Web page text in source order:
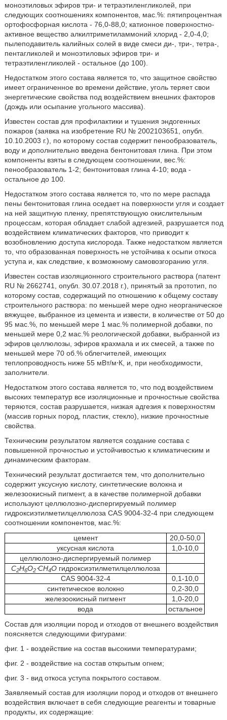
моноэтиловых эфиров три- и тетраэтиленгликолей, при
следующих соотношениях компонентов, мас.%: пятипроцентная
ортофосфорная кислота - 76,0-88,0; катионное поверхностно-
активное вещество алкилтриметиламмоний хлорид - 2,0-4,0;
пылеподавитель калийных солей в виде смеси ди-, три-, тетра-,
пентагликолей и моноэтиловых эфиров три- и
тетраэтиленгликолей - остальное (до 100).
Недостатком этого состава является то, что защитное свойство
имеет ограниченное во времени действие, уголь теряет свои
энергетические свойства под воздействием внешних факторов
(дождь или осыпание угольного массива).
Известен состав для профилактики и тушения эндогенных
пожаров (заявка на изобретение RU № 2002103651, опубл.
10.10.2003 г.), по которому состав содержит пенообразователь,
воду и дополнительно введена бентонитовая глина. При этом
компоненты взяты в следующем соотношении, вес.%:
пенообразователь 1-2; бентонитовая глина 4-10; вода -
остальное до 100.
Недостатком этого состава является то, что по мере распада
пены бентонитовая глина оседает на поверхности угля и создает
на ней защитную пленку, препятствующую окислительным
процессам, которая обладает слабой адгезией, разрушается под
воздействием климатических факторов, что приводит к
возобновлению доступа кислорода. Также недостатком является
то, что образованная поверхность не устойчива к осыпи откоса
уступа и, как следствие, к возможному самовозгоранию угля.
Известен состав изоляционного строительного раствора (патент
RU № 2662741, опубл. 30.07.2018 г.), принятый за прототип, по
которому состав, содержащий по отношению к общему составу
строительного раствора: по меньшей мере одно неорганическое
вяжущее, выбранное из цемента и извести, в количестве от 50 до
95 мас.%, по меньшей мере 1 мас.% полимерной добавки, по
меньшей мере 0,2 мас.% реологической добавки, выбранной из
эфиров целлюлозы, эфиров крахмала и их смесей, а также по
меньшей мере 70 об.% облегчителей, имеющих
теплопроводность ниже 55 мВт/м⋅К, и, при необходимости,
заполнители.
Недостатком этого состава является то, что под воздействием
высоких температур все изоляционные и прочностные свойства
теряются, состав разрушается, низкая адгезия к поверхностям
(массив горных пород, пластик, стекло), низкие прочностные
свойства.
Техническим результатом является создание состава с
повышенной прочностью и устойчивостью к климатическим и
динамическим факторам.
Технический результат достигается тем, что дополнительно
содержит уксусную кислоту, синтетические волокна и
железоокисный пигмент, а в качестве полимерной добавки
используют целлюлозно-диспергируемый полимер
гидроксиэтилметилцеллюлоза CAS 9004-32-4 при следующем
соотношении компонентов, мас.%:
цемент
20,0-50,0
уксусная кислота
1,0-10,0
целлюлозно-диспергируемый полимер
C2H6O2⋅CH4Oгидроксиэтилметилцеллюлоза
CAS 9004-32-4
0,1-10,0
синтетическое волокно
0,2-30,0
железоокисный пигмент
1,0-20,0
вода
остальное
Состав для изоляции пород и отходов от внешнего воздействия
поясняется следующими фигурами:
фиг. 1 - воздействие на состав высокими температурами;
фиг. 2 - воздействие на состав открытым огнем;
фиг. 3 - вид откоса уступа покрытого составом.
Заявляемый состав для изоляции пород и отходов от внешнего
воздействия включает в себя следующие реагенты и товарные
продукты, их содержащие: